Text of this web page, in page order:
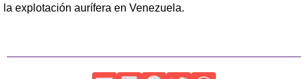
la explotación aurífera en Venezuela.